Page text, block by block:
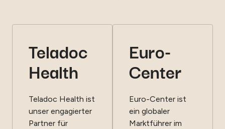
Teladoc
Health
Teladoc Health ist
unser engagierter
Partner für
Euro-
Center
Euro-Center ist
ein globaler
Marktführer im